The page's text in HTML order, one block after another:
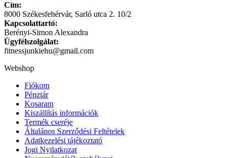
Cím:
8000 Székesfehérvár, Sarló utca 2. 10/2
Kapcsolattartó:
Berényi-Simon Alexandra
Ügyfélszolgálat:
fitnessjunkiehu@gmail.com
Webshop
Fiókom
Pénztár
Kosaram
Kiszállítás információk
Termék cseréje
Általános Szerződési Feltételek
Adatkezelési tájékoztató
Jogi Nyilatkozat